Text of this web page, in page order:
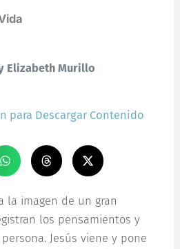
Elizabeth Murillo
para Descargar Contenido
la imagen de un gran
los pensamientos y
Jesús viene y pone